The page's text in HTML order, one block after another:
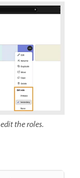
the roles.